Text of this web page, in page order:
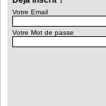
Votre Email
Votre Mot de passe